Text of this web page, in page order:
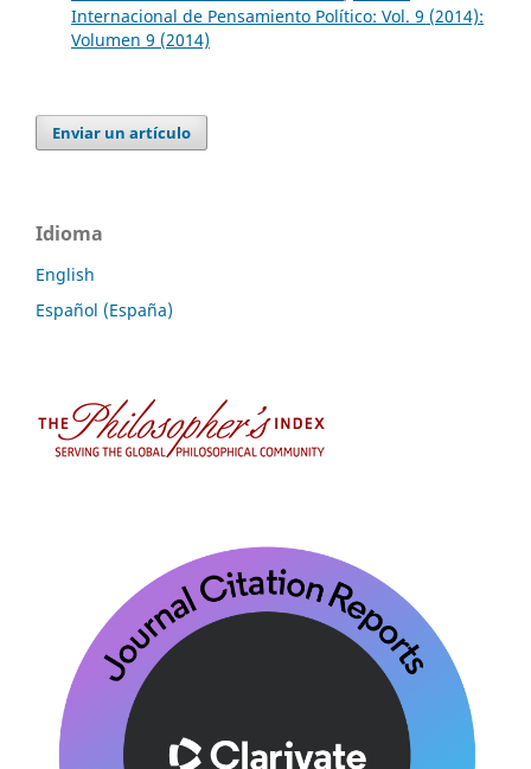
Internacional de Pensamiento Político: Vol. 9 (2014):
Volumen 9 (2014)
Enviar un artículo
Idioma
English
Español (España)